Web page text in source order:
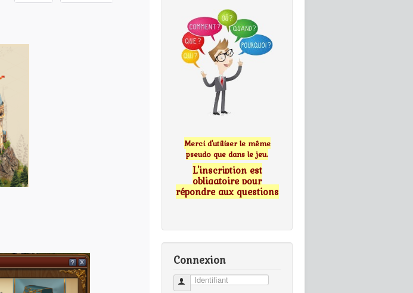
Merci d'utiliser le même
pseudo que dans le jeu.
L'inscription est
obligatoire pour
répondre aux questions
Connexion
Identifiant